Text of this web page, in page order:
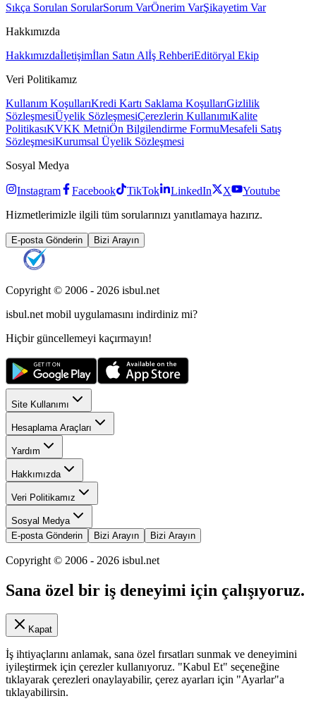
Sıkça Sorulan SorularSorum VarÖnerim VarŞikayetim Var
Hakkımızda
Hakkımızdaİletişimİlan Satın Alİş RehberiEditöryal Ekip
Veri Politikamız
Kullanım KoşullarıKredi Kartı Saklama KoşullarıGizlilik
SözleşmesiÜyelik SözleşmesiÇerezlerin KullanımıKalite
PolitikasıKVKK MetniÖn Bilgilendirme FormuMesafeli Satış
SözleşmesiKurumsal Üyelik Sözleşmesi
Sosyal Medya
Instagram Facebook TikTok LinkedIn X
Youtube
Hizmetlerimizle ilgili tüm sorularınızı yanıtlamaya hazırız.
E-posta Gönderin Bizi Arayın
Copyright © 2006 - 2026 isbul.net
isbul.net mobil uygulamasını indirdiniz mi?
Hiçbir güncellemeyi kaçırmayın!
Site Kullanımı
Hesaplama Araçları
Yardım
Hakkımızda
Veri Politikamız
Sosyal Medya
E-posta Gönderin
Bizi Arayın Bizi Arayın
Copyright © 2006 - 2026 isbul.net
Sana özel bir iş deneyimi için çalışıyoruz.
Kapat
İş ihtiyaçlarını anlamak, sana özel fırsatları sunmak ve deneyimini
iyileştirmek için çerezler kullanıyoruz. "Kabul Et" seçeneğine
tıklayarak çerezleri onaylayabilir, çerez ayarları için "Ayarlar"a
tıklayabilirsin.